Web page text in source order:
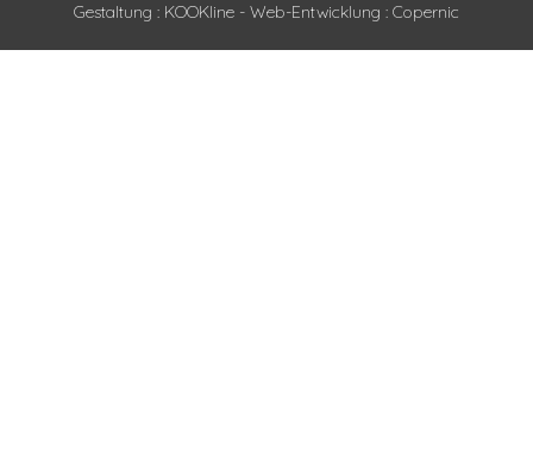
Gestaltung : KOOKline - Web-Entwicklung : Copernic